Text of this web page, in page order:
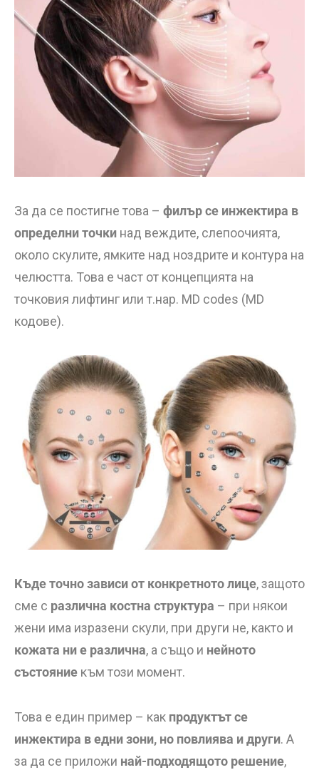
За да се постигне това – филър се инжектира в
определни точки над веждите, слепоочията,
около скулите, ямките над ноздрите и контура на
челюстта. Това е част от концепцията на
точковия лифтинг или т.нар. MD codes (MD
кодове).
Къде точно зависи от конкретното лице, защото
сме с различна костна структура – при някои
жени има изразени скули, при други не, както и
кожата ни е различна, а също и нейното
състояние към този момент.
Това е един пример – как продуктът се
инжектира в едни зони, но повлиява и други. А
за да се приложи най-подходящото решение,